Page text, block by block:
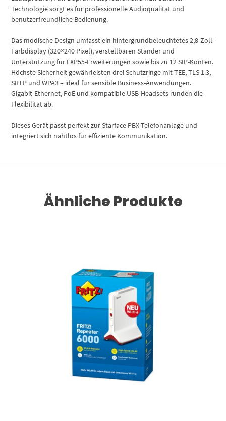
Technologie sorgt es für professionelle Audioqualität und
benutzerfreundliche Bedienung.
Das modische Design umfasst ein hintergrundbeleuchtetes 2,8-Zoll-
Farbdisplay (320×240 Pixel), verstellbaren Ständer und
Unterstützung für EXP55-Erweiterungen sowie bis zu 12 SIP-Konten.
Höchste Sicherheit gewährleisten drei Schutzringe mit TEE, TLS 1.3,
SRTP und WPA3 – ideal für sensible Business-Anwendungen.
Gigabit-Ethernet, PoE und kompatible USB-Headsets runden die
Flexibilität ab.
Dieses Gerät passt perfekt zur Starface PBX Telefonanlage und
integriert sich nahtlos für effiziente Kommunikation.
Ähnliche Produkte